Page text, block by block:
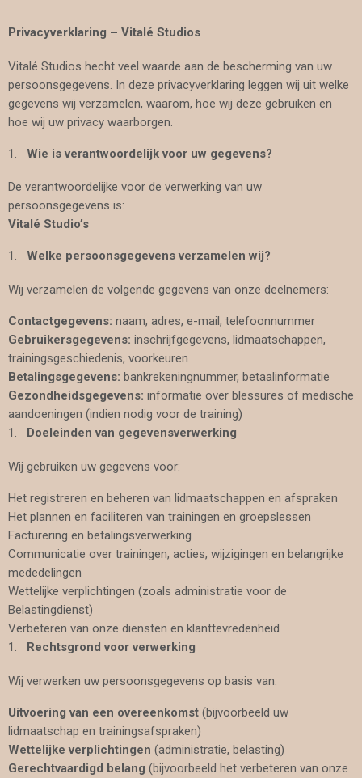
Privacyverklaring – Vitalé Studios
Vitalé Studios hecht veel waarde aan de bescherming van uw
persoonsgegevens. In deze privacyverklaring leggen wij uit welke
gegevens wij verzamelen, waarom, hoe wij deze gebruiken en
hoe wij uw privacy waarborgen.
Wie is verantwoordelijk voor uw gegevens?
De verantwoordelijke voor de verwerking van uw
persoonsgegevens is:
Vitalé Studio’s
Welke persoonsgegevens verzamelen wij?
Wij verzamelen de volgende gegevens van onze deelnemers:
Contactgegevens: naam, adres, e-mail, telefoonnummer
Gebruikersgegevens: inschrijfgegevens, lidmaatschappen,
trainingsgeschiedenis, voorkeuren
Betalingsgegevens: bankrekeningnummer, betaalinformatie
Gezondheidsgegevens: informatie over blessures of medische
aandoeningen (indien nodig voor de training)
Doeleinden van gegevensverwerking
Wij gebruiken uw gegevens voor:
Het registreren en beheren van lidmaatschappen en afspraken
Het plannen en faciliteren van trainingen en groepslessen
Facturering en betalingsverwerking
Communicatie over trainingen, acties, wijzigingen en belangrijke
mededelingen
Wettelijke verplichtingen (zoals administratie voor de
Belastingdienst)
Verbeteren van onze diensten en klanttevredenheid
Rechtsgrond voor verwerking
Wij verwerken uw persoonsgegevens op basis van:
Uitvoering van een overeenkomst (bijvoorbeeld uw
lidmaatschap en trainingsafspraken)
Wettelijke verplichtingen (administratie, belasting)
Gerechtvaardigd belang (bijvoorbeeld het verbeteren van onze